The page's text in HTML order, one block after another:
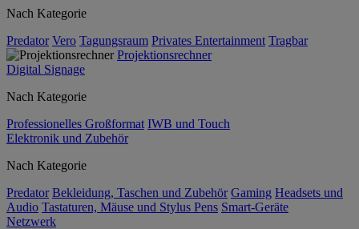
Nach Kategorie
Predator Vero Tagungsraum Privates Entertainment Tragbar
Projektionsrechner
Digital Signage
Nach Kategorie
Professionelles Großformat IWB und Touch
Elektronik und Zubehör
Nach Kategorie
Predator Bekleidung, Taschen und Zubehör Gaming Headsets und
Audio Tastaturen, Mäuse und Stylus Pens Smart-Geräte
Netzwerk